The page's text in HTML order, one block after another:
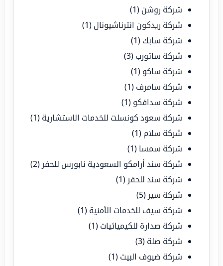
شركة روشن (1)
شركة ريدكون انترناشيونال (1)
شركة سابك (1)
شركة ساتورب (3)
شركة ساكو (1)
شركة سامرف (1)
شركة سدافكو (1)
شركة سعود كونسلت للخدمات الاستشارية (1)
شركة سلام (1)
شركة سمسا (1)
شركة سند أرامكو السعودية نابورس للحفر (2)
شركة سند للحفر (1)
شركة سير (5)
شركة سيف للخدمات الأمنية (1)
شركة صدارة للكيميائيات (1)
شركة صلة (3)
شركة ضيوف البيت (1)